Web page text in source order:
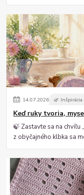
14.07.2026 🌿 Inšpirácia
Keď ruky tvoria,
🍃 Zastavte sa na chvíľu
z obyčajného klbka sa